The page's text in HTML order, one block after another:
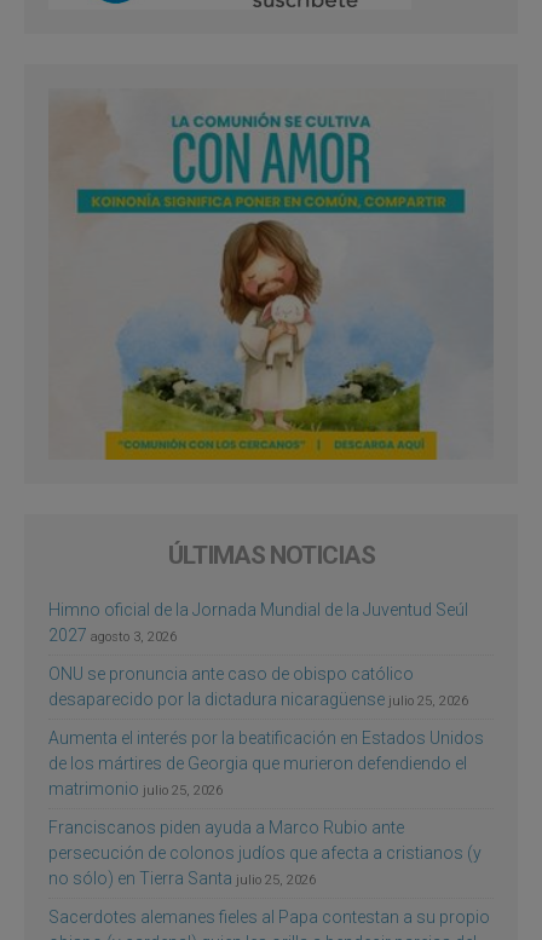
ÚLTIMAS NOTICIAS
Himno oficial de la Jornada Mundial de la Juventud Seúl
2027 agosto 3, 2026
ONU se pronuncia ante caso de obispo católico
desaparecido por la dictadura nicaragüense julio 25, 2026
Aumenta el interés por la beatificación en Estados Unidos
de los mártires de Georgia que murieron defendiendo el
matrimonio julio 25, 2026
Franciscanos piden ayuda a Marco Rubio ante
persecución de colonos judíos que afecta a cristianos (y
no sólo) en Tierra Santa julio 25, 2026
Sacerdotes alemanes fieles al Papa contestan a su propio